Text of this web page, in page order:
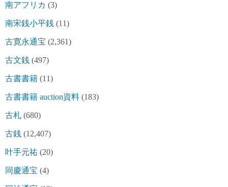
南アフリカ (3)
南宋銭小平銭 (11)
古寛永通宝 (2,361)
古文銭 (497)
古書書籍 (11)
古書書籍 auction資料 (183)
古札 (680)
古銭 (12,407)
叶手元祐 (20)
同慶通宝 (4)